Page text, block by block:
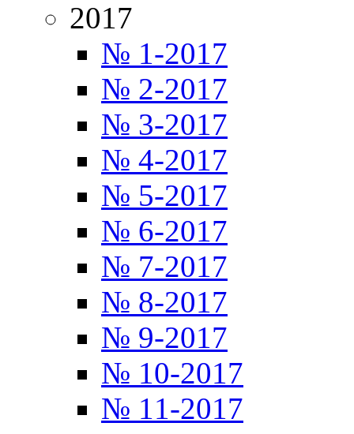
2017
№ 1-2017
№ 2-2017
№ 3-2017
№ 4-2017
№ 5-2017
№ 6-2017
№ 7-2017
№ 8-2017
№ 9-2017
№ 10-2017
№ 11-2017